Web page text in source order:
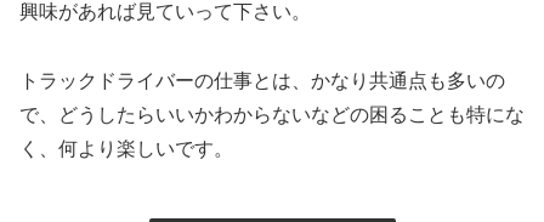
興味があれば見ていって下さい。
トラックドライバーの仕事とは、かなり共通点も多いの
で、どうしたらいいかわからないなどの困ることも特にな
く、何より楽しいです。